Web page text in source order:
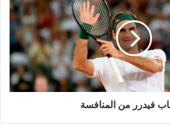
فيدرر من المنافسة